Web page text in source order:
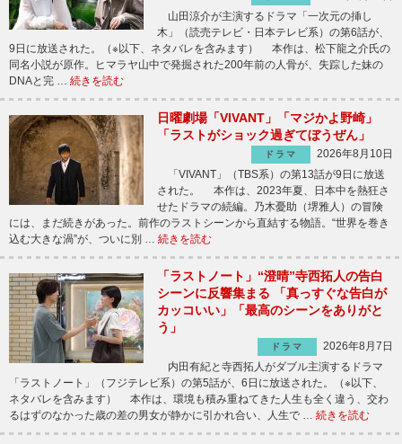
山田涼介が主演するドラマ「一次元の挿し
木」（読売テレビ・日本テレビ系）の第6話が、
9日に放送された。（※以下、ネタバレを含みます） 本作は、松下龍之介氏の
同名小説が原作。ヒマラヤ山中で発掘された200年前の人骨が、失踪した妹の
DNAと完 … 続きを読む
日曜劇場「VIVANT」「マジかよ野崎」
「ラストがショック過ぎてぼうぜん」
ドラマ
2026年8月10日
「VIVANT」（TBS系）の第13話が9日に放送
された。 本作は、2023年夏、日本中を熱狂さ
せたドラマの続編。乃木憂助（堺雅人）の冒険
には、まだ続きがあった。前作のラストシーンから直結する物語。“世界を巻き
込む大きな渦”が、ついに別 … 続きを読む
「ラストノート」“澄晴”寺西拓人の告白
シーンに反響集まる 「真っすぐな告白が
カッコいい」「最高のシーンをありがと
う」
ドラマ
2026年8月7日
内田有紀と寺西拓人がダブル主演するドラマ
「ラストノート」（フジテレビ系）の第5話が、6日に放送された。（※以下、
ネタバレを含みます） 本作は、環境も積み重ねてきた人生も全く違う、交わ
るはずのなかった歳の差の男女が静かに引かれ合い、人生で … 続きを読む